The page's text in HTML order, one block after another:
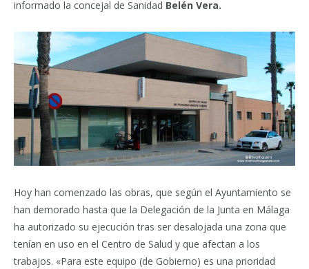
informado la concejal de Sanidad Belén Vera.
Hoy han comenzado las obras, que según el Ayuntamiento se
han demorado hasta que la Delegación de la Junta en Málaga
ha autorizado su ejecución tras ser desalojada una zona que
tenían en uso en el Centro de Salud y que afectan a los
trabajos. «Para este equipo (de Gobierno) es una prioridad